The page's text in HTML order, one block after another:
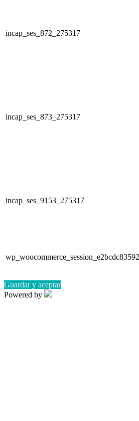
incap_ses_872_275317
incap_ses_873_275317
incap_ses_9153_275317
Guardar y aceptar
Powered by